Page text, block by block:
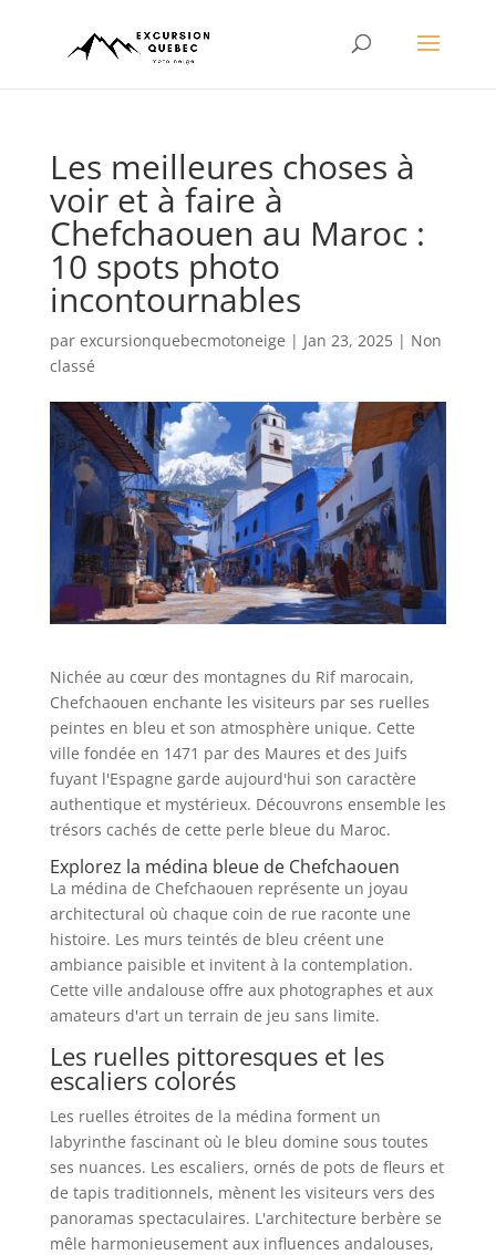
Les meilleures choses à
voir et à faire à
Chefchaouen au Maroc :
10 spots photo
incontournables
par excursionquebecmotoneige | Jan 23, 2025| Non
classé
Nichée au cœur des montagnes du Rif marocain,
Chefchaouen enchante les visiteurs par ses ruelles
peintes en bleu et son atmosphère unique. Cette
ville fondée en 1471 par des Maures et des Juifs
fuyant l'Espagne garde aujourd'hui son caractère
authentique et mystérieux. Découvrons ensemble les
trésors cachés de cette perle bleue du Maroc.
Explorez la médina bleue de Chefchaouen
La médina de Chefchaouen représente un joyau
architectural où chaque coin de rue raconte une
histoire. Les murs teintés de bleu créent une
ambiance paisible et invitent à la contemplation.
Cette ville andalouse offre aux photographes et aux
amateurs d'art un terrain de jeu sans limite.
Les ruelles pittoresques et les
escaliers colorés
Les ruelles étroites de la médina forment un
labyrinthe fascinant où le bleu domine sous toutes
ses nuances. Les escaliers, ornés de pots de fleurs et
de tapis traditionnels, mènent les visiteurs vers des
panoramas spectaculaires. L'architecture berbère se
mêle harmonieusement aux influences andalouses,